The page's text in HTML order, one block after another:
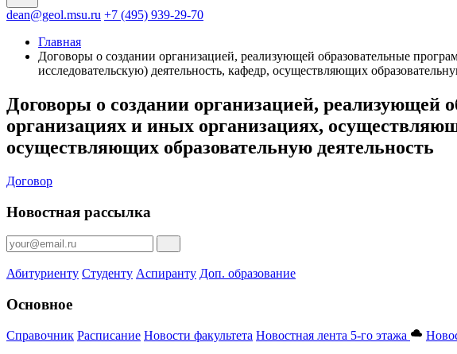
dean@geol.msu.ru +7 (495) 939-29-70
Главная
Договоры о создании организацией, реализующей образовательные
исследовательскую) деятельность, кафедр, осуществляющих
Договоры о создании организацией,
организациях и иных организациях,
осуществляющих образовательную деятельность
Договор
Новостная рассылка
Абитуриенту Студенту Аспиранту Доп. образование
Основное
Справочник Расписание Новости факультета Новостная лента 5-го этажа